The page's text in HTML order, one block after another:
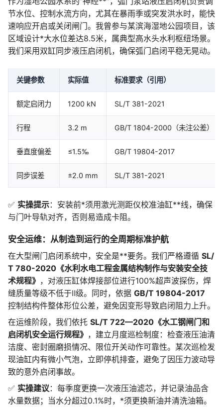
节水位、控制水流方向，尤其在暴雨季或突发洪水时，能快
速响应开启或关闭闸门。我曾参与某滨海湿地公园项目，该
区域设计*大水位差达8.5米，属典型高水头水利枢纽场景。
我们采用双缸同步液压启闭机，确保弧门启闭平稳无晃动。
关键参数 实际值 标准要求（引用）
额定启闭力 1200 kN SL/T 381-2021
行程 3.2 m GB/T 1804-2000（未注公差）
垂直度偏差 ≤1.5‰ GB/T 19804-2017
同步误差 ±2.0 mm SL/T 381-2021
✅ 实操提示：安装前*须用激光测距仪校准油缸**线，确保
与门叶导轨对齐，否则易造成卡阻。
安全运维：从制造到运行的全周期标准护航
在大型闸门启闭系统中，安全是**要务。我们严格遵循 SL/
T 780-2020《水利水电工程金属结构制作与安装安全技
术规程》 ，对液压缸体焊接部位进行100%超声波探伤，焊
缝质量等级不低于Ⅱ级。同时，依据 GB/T 19804-2017
控制结构件整体形位公差，避免因变形导致启闭阻力上升。
在运维阶段，我们依托 SL/T 722—2020《水工钢闸门和
启闭机安全运行规程》 ，建立月度巡检制度：检查液压油清
洁度、密封圈磨损情况、限位开关动作可靠性。某次巡检发
现油缸内有微小气泡，立即停机排查，避免了因压力波动导
致的意外启闭事故。
✅ 实操建议：每季度更换一次液压油滤芯，并记录油品含
水量数据；当水分超过0.1%时，*须更换新油并清洗油箱。